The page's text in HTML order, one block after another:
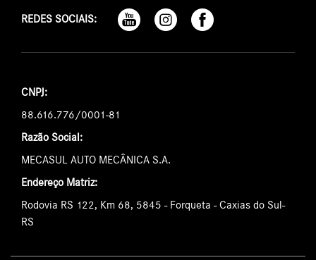
REDES SOCIAIS:
CNPJ:
88.616.776/0001-81
Razão Social:
MECASUL AUTO MECÂNICA S.A.
Endereço Matriz:
Rodovia RS 122, Km 68, 5845 - Forqueta - Caxias do Sul-
RS